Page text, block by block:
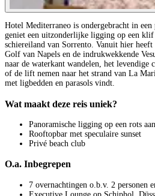
Hotel Mediterraneo is ondergebracht in
geniet een uitzonderlijke ligging op een klif
schiereiland van Sorrento. Vanuit hier
Golf van Napels en de indrukwekkende
naar de waterkant wandelen, het levendige
of de lift nemen naar het strand van La
met ligbedden en parasols vindt.
Wat maakt deze reis uniek?
Panoramische ligging op een rots
Rooftopbar met speculaire sunset
Privé beach club
O.a. Inbegrepen
7 overnachtingen o.b.v. 2 personen